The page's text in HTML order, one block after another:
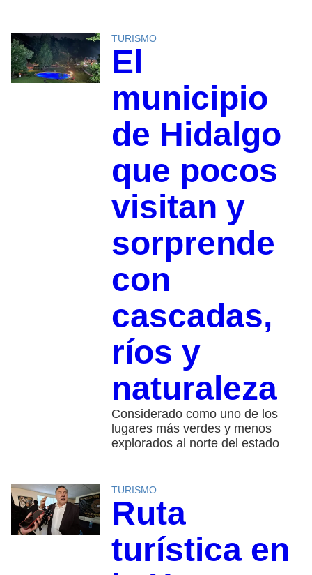
TURISMO
El
municipio
de Hidalgo
que pocos
visitan y
sorprende
con
cascadas,
ríos y
naturaleza
Considerado como uno de los
lugares más verdes y menos
explorados al norte del estado
TURISMO
Ruta
turística en